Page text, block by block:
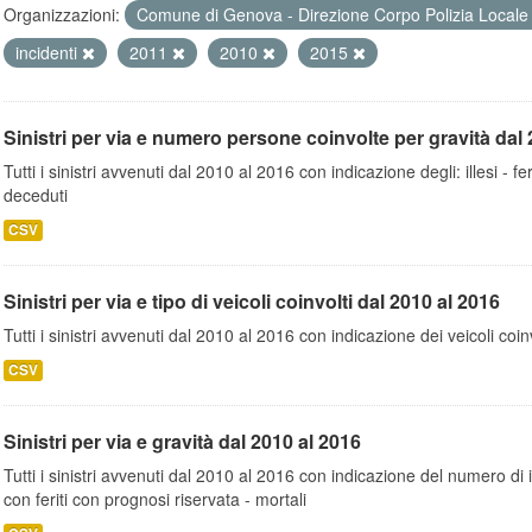
Organizzazioni:
Comune di Genova - Direzione Corpo Polizia Locale
incidenti
2011 2010 2015
Sinistri per via e numero persone coinvolte per gravità dal
Tutti i sinistri avvenuti dal 2010 al 2016 con indicazione degli: illesi -
deceduti
CSV
Sinistri per via e tipo di veicoli coinvolti dal 2010 al 2016
Tutti i sinistri avvenuti dal 2010 al 2016 con indicazione dei veicoli
CSV
Sinistri per via e gravità dal 2010 al 2016
Tutti i sinistri avvenuti dal 2010 al 2016 con indicazione del numero
con feriti con prognosi riservata - mortali